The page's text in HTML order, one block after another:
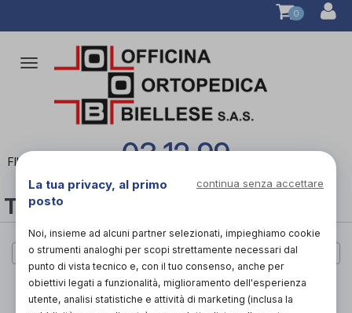
0
Attiva/disattiva
navigazione
FILTRA 03 12 99
TUTTE LE CATEGORIE
Cerca per marca
PAGINA 1 DI 0
La tua privacy, al primo
posto
continua senza accettare
Noi, insieme ad alcuni partner selezionati, impieghiamo cookie
o strumenti analoghi per scopi strettamente necessari dal
punto di vista tecnico e, con il tuo consenso, anche per
obiettivi legati a funzionalità, miglioramento dell'esperienza
utente, analisi statistiche e attività di marketing (inclusa la